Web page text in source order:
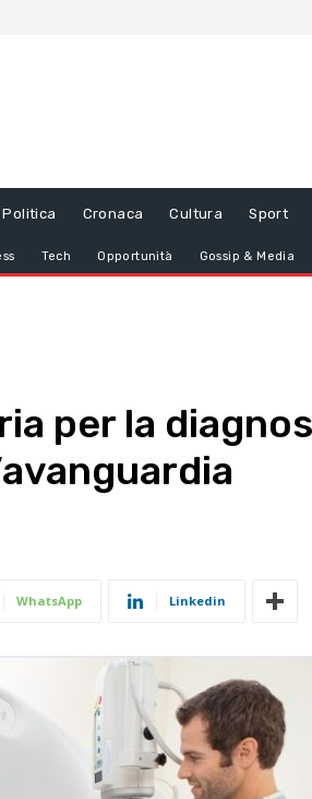
Politica Cronaca Cultura Sport
Tech Opportunità Gossip & Media
per la
WhatsApp Linkedin